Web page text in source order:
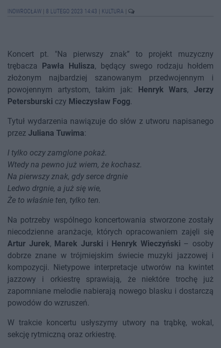
INOWROCŁAW 8 LUTEGO 2023 14:43 KULTURA
Koncert pt. "Na pierwszy znak” to projekt muzyczny
trębacza
Pawła Hulisza, będący swego rodzaju hołdem
złożonym najbardziej szanowanym przedwojennym i
powojennym artystom, takim jak:
Henryk Wars,Jerzy
Petersburski czy Mieczysław Fogg.
Tytuł wydarzenia nawiązuje do słów z utworu napisanego
przez Juliana Tuwima:
I tylko oczy zamglone pokaż.
Wtedy na pewno już wiem, że kochasz.
Na pierwszy znak, gdy serce drgnie
Ledwo drgnie, a już się wie,
Że to właśnie ten, tylko ten.
Na potrzeby wspólnego koncertowania stworzone zostały
niecodzienne aranżacje, których opracowaniem zajęli się
Artur Jurek, Marek Jurski i Henryk Wieczyński – osoby
dobrze znane w trójmiejskim świecie muzyki jazzowej i
kompozycji. Nietypowe interpretacje utworów na kwintet
jazzowy i orkiestrę sprawiają, że niektóre trochę już
zapomniane melodie nabierają nowego blasku i dostarczą
powodów do wzruszeń.
W trakcie koncertu usłyszymy utwory na trąbkę, wokal,
sekcję rytmiczną oraz orkiestrę.